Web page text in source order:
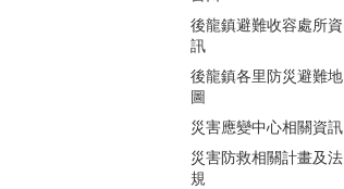
後龍鎮避難收容處所資
訊
後龍鎮各里防災避難地
圖
災害應變中心相關資訊
災害防救相關計畫及法
規